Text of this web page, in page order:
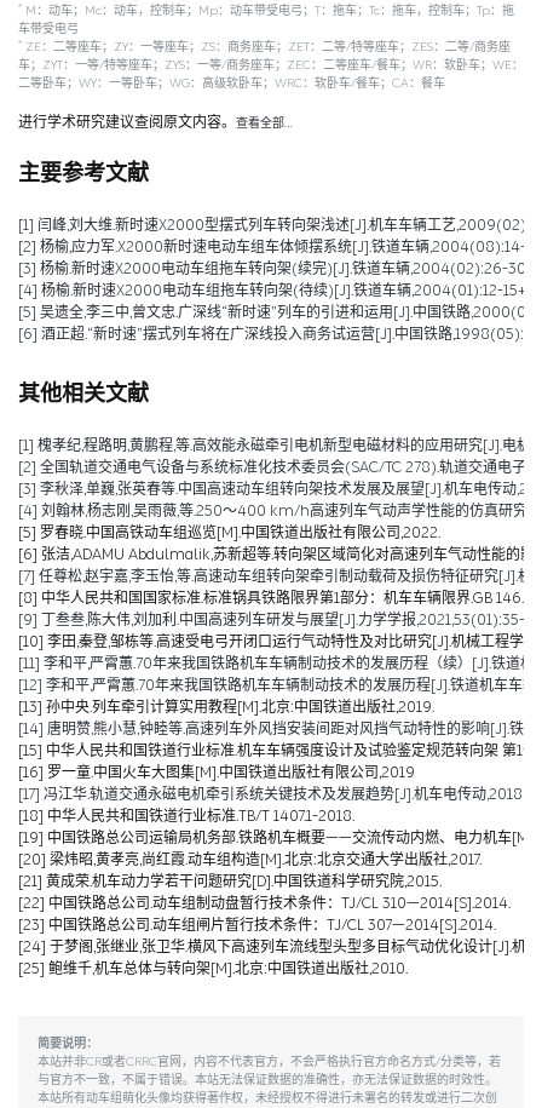
* M：动车；Mc：动车，控制车；Mp：动车带受电弓；T：拖车；Tc：拖车，控制车；Tp：拖
车带受电弓
* ZE：二等座车；ZY：一等座车；ZS：商务座车；ZET：二等/特等座车；ZES：二等/商务座
车；ZYT：一等/特等座车；ZYS：一等/商务座车；ZEC：二等座车/餐车；WR：软卧车；WE：
二等卧车；WY：一等卧车；WG：高级软卧车；WRC：软卧车/餐车；CA：餐车
进行学术研究建议查阅原文内容。 查看全部…
主要参考文献
[1] 闫峰,刘大维.新时速X2000型摆式列车转向架浅述[J].机车车辆工艺
[2] 杨榆,应力军.X2000新时速电动车组车体倾摆系统[J].铁道车辆,2004(08):14-
[3] 杨榆.新时速X2000电动车组拖车转向架(续完)[J].铁道车辆,2004(02):26-
[4] 杨榆.新时速X2000电动车组拖车转向架(待续)[J].铁道车辆,2004(01):12-
[5] 吴遗全,李三中,曾文忠.广深线“新时速”列车的引进和运用[J].中国铁路
[6] 酒正超.“新时速”摆式列车将在广深线投入商务试运营[J].中国铁路,1998(05):52.
其他相关文献
[1] 槐孝纪,程路明,黄鹏程,等.高效能永磁牵引电机新型电磁材料的应用研究[J].电
[2] 全国轨道交通电气设备与系统标准化技术委员会(SAC/TC 278).轨道交通电
[3] 李秋泽,单巍,张英春等.中国高速动车组转向架技术发展及展望[J].机车电传动
[4] 刘翰林,杨志刚,吴雨薇,等.250～400 km/h高速列车气动声学性能的仿真研究
[5] 罗春晓.中国高铁动车组巡览[M].中国铁道出版社有限公司,2022.
[6] 张洁,ADAMU Abdulmalik,苏新超等.转向架区域简化对高速列车气动性能的
[7] 任尊松,赵宇嘉,李玉怡,等.高速动车组转向架牵引制动载荷及损伤特征研究[J].机
[8] 中华人民共和国国家标准.标准锅具铁路限界第1部分：机车车辆限界.GB
[9] 丁叁叁,陈大伟,刘加利.中国高速列车研发与展望[J].力学学报,2021,53(01):35-
[10] 李田,秦登,邹栋等.高速受电弓开闭口运行气动特性及对比研究[J].机械工程学
[11] 李和平,严霄蕙.70年来我国铁路机车车辆制动技术的发展历程（续）[J].铁道
[12] 李和平,严霄蕙.70年来我国铁路机车车辆制动技术的发展历程[J].铁道机车车
[13] 孙中央.列车牵引计算实用教程[M].北京:中国铁道出版社,2019.
[14] 唐明赞,熊小慧,钟睦等.高速列车外风挡安装间距对风挡气动特性的影响[J].铁
[15] 中华人民共和国铁道行业标准.机车车辆强度设计及试验鉴定规范转向架 第1
[16] 罗一童.中国火车大图集[M].中国铁道出版社有限公司,2019
[17] 冯江华.轨道交通永磁电机牵引系统关键技术及发展趋势[J].机车电传动
[18] 中华人民共和国铁道行业标准.TB/T 1407.1-2018.
[19] 中国铁路总公司运输局机务部.铁路机车概要——交流传动内燃、电力机车[M].
[20] 梁炜昭,黄孝亮,尚红霞.动车组构造[M].北京:北京交通大学出版社,2017.
[21] 黄成荣.机车动力学若干问题研究[D].中国铁道科学研究院,2015.
[22] 中国铁路总公司.动车组制动盘暂行技术条件：TJ/CL 310—2014[S].2014.
[23] 中国铁路总公司.动车组闸片暂行技术条件：TJ/CL 307—2014[S].2014.
[24] 于梦阁,张继业,张卫华.横风下高速列车流线型头型多目标气动优化设计[J].机
[25] 鲍维千,机车总体与转向架[M].北京:中国铁道出版社,2010.
简要说明：
本站并非CR或者CRRC官网，内容不代表官方，不会严格执行官方命名方式/分类等，若
与官方不一致，不属于错误。本站无法保证数据的准确性，亦无法保证数据的时效性。
本站所有动车组萌化头像均获得著作权，未经授权不得进行未署名的转发或进行二次创